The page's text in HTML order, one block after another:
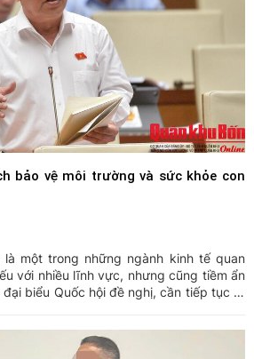
bảo vệ môi trường và sức khỏe con
là một trong những ngành kinh tế quan
với nhiều lĩnh vực, nhưng cũng tiềm ẩn
biểu Quốc hội đề nghị, cần tiếp tục rà